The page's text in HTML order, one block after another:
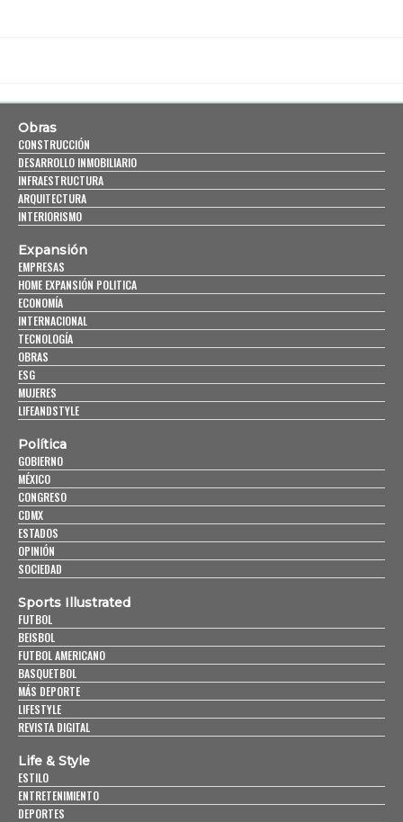
Obras
CONSTRUCCIÓN
DESARROLLO INMOBILIARIO
INFRAESTRUCTURA
ARQUITECTURA
INTERIORISMO
Expansión
EMPRESAS
HOME EXPANSIÓN POLITICA
ECONOMÍA
INTERNACIONAL
TECNOLOGÍA
OBRAS
ESG
MUJERES
LIFEANDSTYLE
Política
GOBIERNO
MÉXICO
CONGRESO
CDMX
ESTADOS
OPINIÓN
SOCIEDAD
Sports Illustrated
FUTBOL
BEISBOL
FUTBOL AMERICANO
BASQUETBOL
MÁS DEPORTE
LIFESTYLE
REVISTA DIGITAL
Life & Style
ESTILO
ENTRETENIMIENTO
DEPORTES